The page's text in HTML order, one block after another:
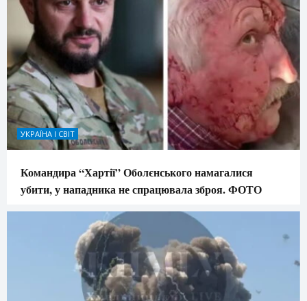
УКРАЇНА І СВІТ
Командира “Хартії” Оболєнського намагалися
убити, у нападника не спрацювала зброя. ФОТО